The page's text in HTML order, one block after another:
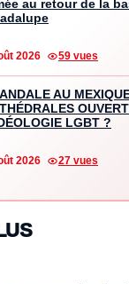
au retour de la
2026 59 vues
AU
LGBT ?
2026 27 vues